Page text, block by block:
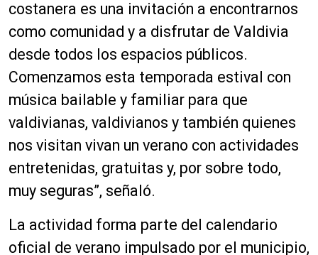
costanera es una invitación a encontrarnos
como comunidad y a disfrutar de Valdivia
desde todos los espacios públicos.
Comenzamos esta temporada estival con
música bailable y familiar para que
valdivianas, valdivianos y también quienes
nos visitan vivan un verano con actividades
entretenidas, gratuitas y, por sobre todo,
muy seguras”, señaló.
La actividad forma parte del calendario
oficial de verano impulsado por el municipio,